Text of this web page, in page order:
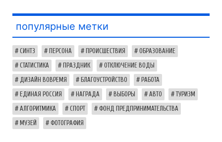
популярные метки
СИНТЗ ПЕРСОНА ПРОИСШЕСТВИЯ ОБРАЗОВАНИЕ
СТАТИСТИКА ПРАЗДНИК ОТКЛЮЧЕНИЕ ВОДЫ
ДИЗАЙН ВОВРЕМЯ БЛАГОУСТРОЙСТВО РАБОТА
ЕДИНАЯ РОССИЯ НАГРАДА ВЫБОРЫ АВТО ТУРИЗМ
АЛГОРИТМИКА СПОРТ ФОНД ПРЕДПРИНИМАТЕЛЬСТВА
МУЗЕЙ ФОТОГРАФИЯ